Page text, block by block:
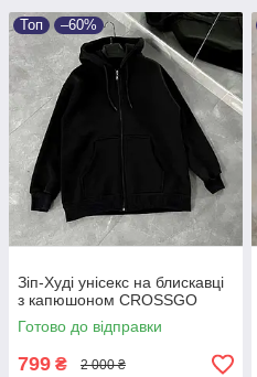
Топ –60%
Зіп-Худі унісекс на блискавці
з капюшоном CROSSGO
Готово до відправки
799 ₴ 2 000 ₴